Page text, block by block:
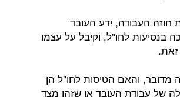
העבודה, ידע העובד
בנסיעות לחו"ל, וקיבל על עצמו
זאת.
והאם הטיסות לחו"ל הן
של עבודת העובד או שזהו מצד